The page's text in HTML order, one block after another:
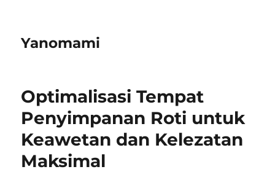
Yanomami
Optimalisasi Tempat
Penyimpanan Roti untuk
Keawetan dan Kelezatan
Maksimal